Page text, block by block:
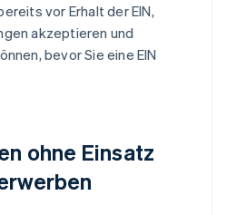
vor Erhalt der EIN,
akzeptieren und
bevor Sie eine EIN
ohne Einsatz